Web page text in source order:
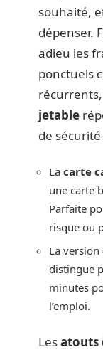
souhaité,
dépenser.
adieu les
ponctuels
jetable
de
La carte
une carte
Parfaite
risque ou
La version
distingue
minutes
l’emploi.
Lesatouts